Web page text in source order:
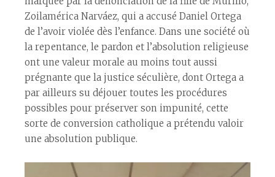
Zoilamérica Narváez, qui a accusé Daniel Ortega
de l’avoir violée dès l’enfance. Dans une société où
la repentance, le pardon et l’absolution religieuse
ont une valeur morale au moins tout aussi
prégnante que la justice séculière, dont Ortega a
par ailleurs su déjouer toutes les procédures
possibles pour préserver son impunité, cette
sorte de conversion catholique a prétendu valoir
une absolution publique.